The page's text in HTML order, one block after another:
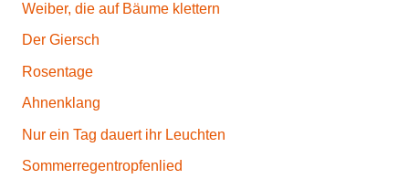
Weiber, die auf Bäume klettern
Der Giersch
Rosentage
Ahnenklang
Nur ein Tag dauert ihr Leuchten
Sommerregentropfenlied